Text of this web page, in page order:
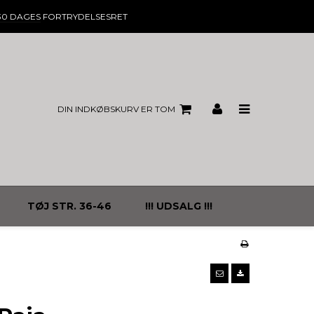
DAGESFORTRYDELSESRET
DIN INDKØBSKURV ER TOM
TØJ STR. 36-46 !!! UDSALG !!!